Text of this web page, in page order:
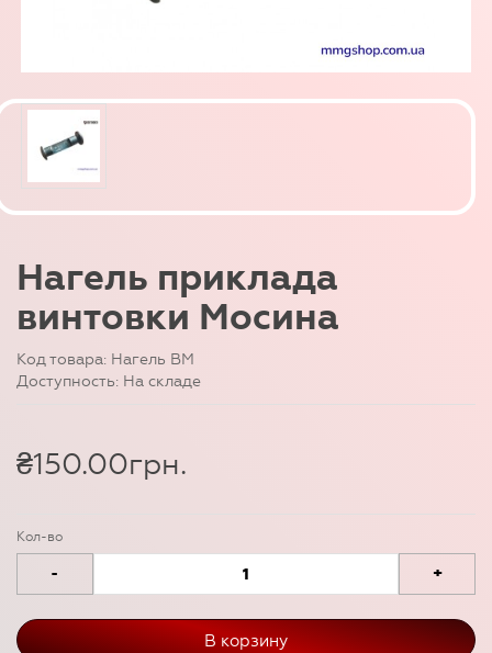
Нагель приклада
винтовки Мосина
Код товара: Нагель ВМ
Доступность: На складе
₴150.00грн.
Кол-во
- +
В корзину